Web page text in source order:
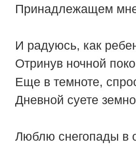
Принадлежащем
И радуюсь, как
Отринув ночной
Еще в темноте,
Дневной суете
Люблю снегопады в